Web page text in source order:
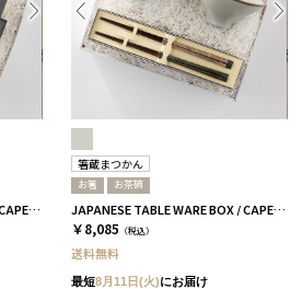
JAPANESE TABLE WARE BOX / CAPE / 茶碗+箸置き+箸 / 浅葱＆桜
箸蔵まつかん
お箸 お茶碗
JAPANESE TABLE WARE BOX / CAPE / 茶碗+箸 / 浅葱＆桜
￥8,085 （税込）
送料無料
最短8月11日(火)にお届け